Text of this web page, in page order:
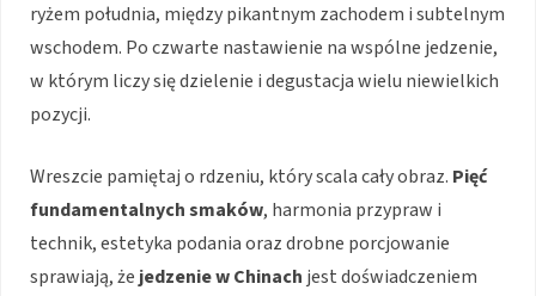
ryżem południa, między pikantnym zachodem i subtelnym
wschodem. Po czwarte nastawienie na wspólne jedzenie,
w którym liczy się dzielenie i degustacja wielu niewielkich
pozycji.
Wreszcie pamiętaj o rdzeniu, który scala cały obraz. Pięć
fundamentalnych smaków, harmonia przypraw i
technik, estetyka podania oraz drobne porcjowanie
sprawiają, że jedzenie w Chinach jest doświadczeniem